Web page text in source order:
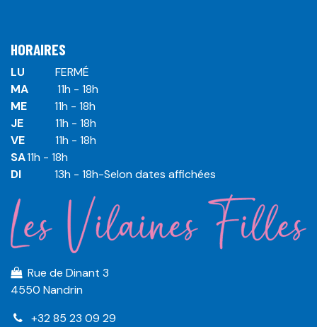
HORAIRES
LU
​ ​FERMÉ
MA
​11h - 18h
ME
​11h - 18h
JE
​​11h - 18h
VE
​​​11h - 18h
SA​​​11h - 18h
DI
​​​ 13h - 18h-Selon dates affichées
Rue de Dinant 3
4550 Nandrin
+32 85 23 09 29